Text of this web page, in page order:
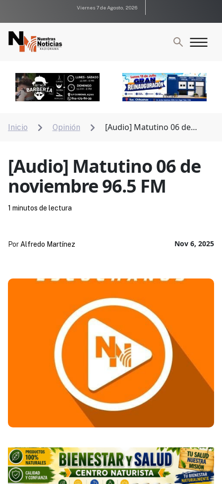
Viernes 7 de Agosto, 2026
Inicio  Opinión 
[Audio] Matutino 06 de
[Audio] Matutino 06 de
noviembre 96.5 FM
Nov 6, 2025
Por Alfredo Martínez
1 minutos de lectura